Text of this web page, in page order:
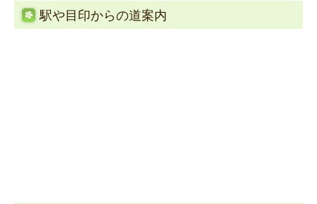
経営者お役立ち情報
駅や目印からの道案内